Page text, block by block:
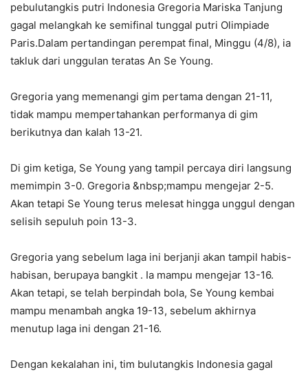
pebulutangkis putri Indonesia Gregoria Mariska Tanjung
gagal melangkah ke semifinal tunggal putri Olimpiade
Paris.Dalam pertandingan perempat final, Minggu (4/8), ia
takluk dari unggulan teratas An Se Young.
Gregoria yang memenangi gim pertama dengan 21-11,
tidak mampu mempertahankan performanya di gim
berikutnya dan kalah 13-21.
Di gim ketiga, Se Young yang tampil percaya diri langsung
memimpin 3-0. Gregoria &nbsp;mampu mengejar 2-5.
Akan tetapi Se Young terus melesat hingga unggul dengan
selisih sepuluh poin 13-3.
Gregoria yang sebelum laga ini berjanji akan tampil habis-
habisan, berupaya bangkit . Ia mampu mengejar 13-16.
Akan tetapi, se telah berpindah bola, Se Young kembai
mampu menambah angka 19-13, sebelum akhirnya
menutup laga ini dengan 21-16.
Dengan kekalahan ini, tim bulutangkis Indonesia gagal